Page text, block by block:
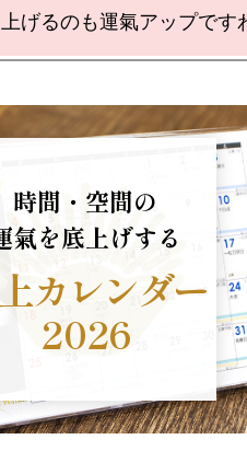
げるのも運氣アップです
時間・空間の
氣を底上げする
カレンダー
2026